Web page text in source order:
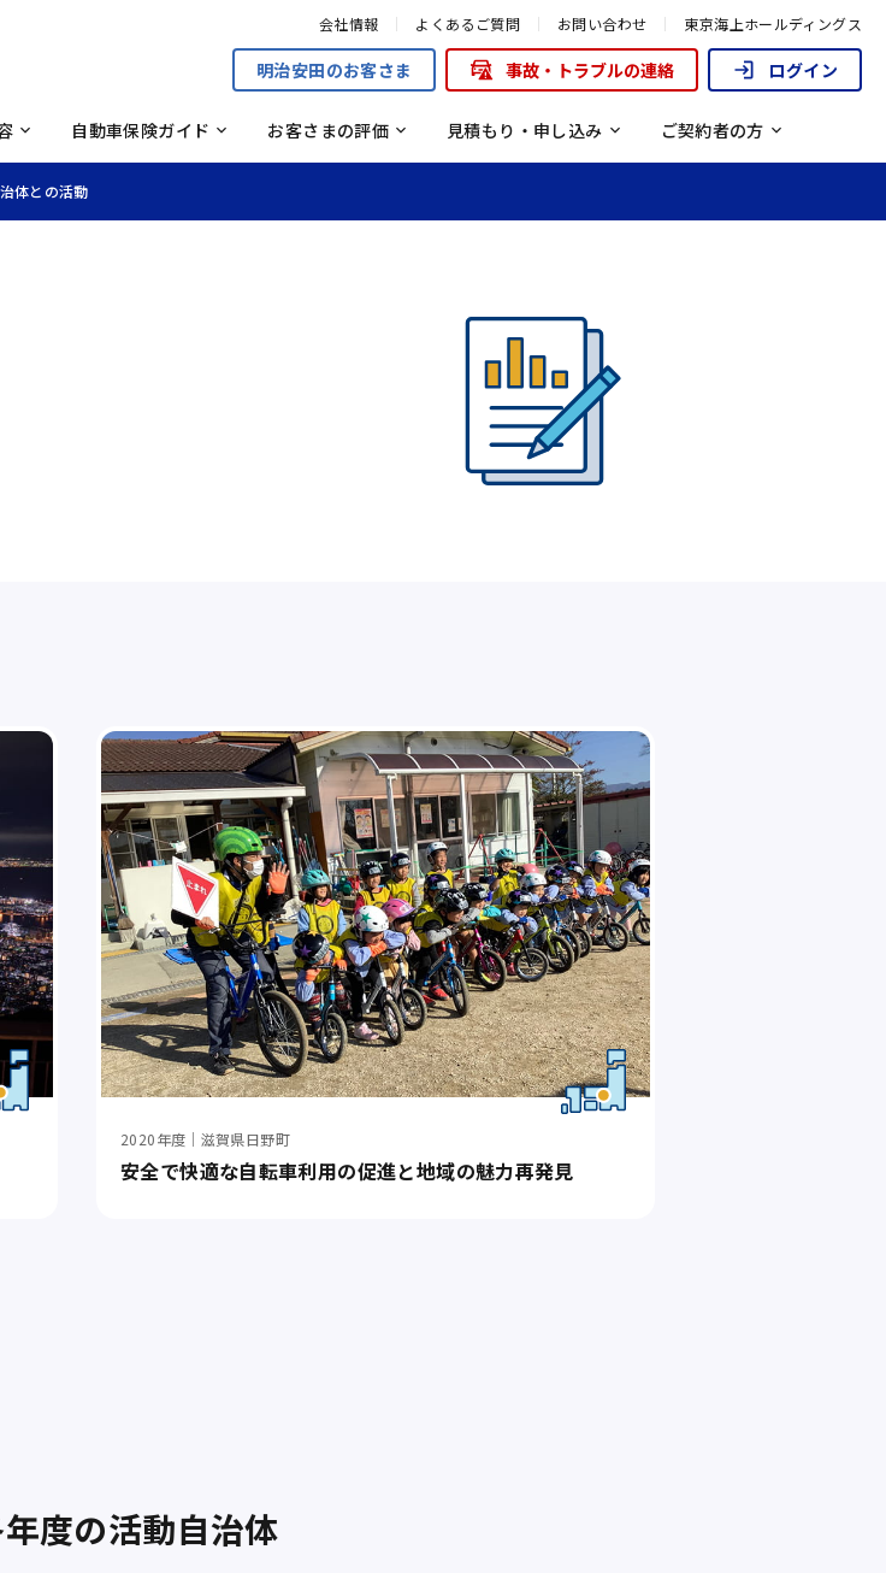
会社情報 よくあるご質問 お問い合わせ 東京海上ホールディングス
明治安田のお客さま 事故・トラブルの連絡 ログイン
保険料は走った分だけ
事故のない社会をつくる取り組み
（Safe Drive With）
安全な街づくりを支援する取り組み
自動車保険ガイド
初めての自動車保険 よくあるご質問
自動車お役立ちコラム
お客さまの評価
見積もり・申し込み
見積もりから申し込みの流れ
ご契約者の方
従来商品でお支払いできる保険金一
覧
体との活動
2020年度｜滋賀県日野町
安全で快適な自転車利用の促進と地域の魅力再発見
度の活動自治体